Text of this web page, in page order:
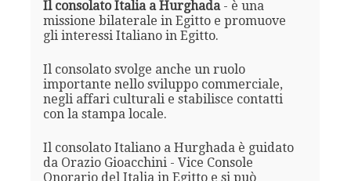
Il consolato Italia a Hurghada- è una
missione bilaterale in Egitto e promuove
gli interessi Italiano in Egitto.
Il consolato svolge anche un ruolo
importante nello sviluppo commerciale,
negli affari culturali e stabilisce contatti
con la stampa locale.
Il consolato Italiano a Hurghada è guidato
da Orazio Gioacchini - Vice Console
Onorario del Italia in Egitto e si può